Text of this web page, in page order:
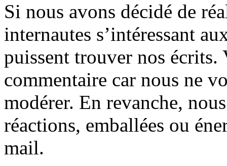
Si nous avons décidé de
internautes s’intéressant
puissent trouver nos écrits.
commentaire car nous ne
modérer. En revanche,
réactions, emballées ou
mail.